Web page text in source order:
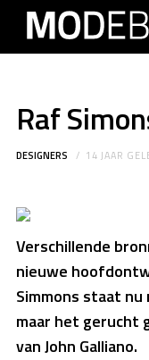
Raf
DESIGNERS 14 JAAR
Verschillende
nieuwe
Simmons staat nu
maar het gerucht
van John Galliano.